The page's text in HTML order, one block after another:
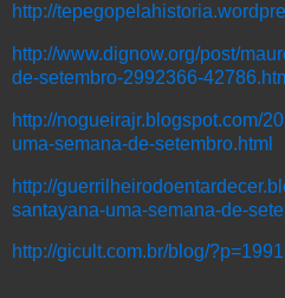
http://
http://www.dignow.org/post/
de-setembro-2992366-
http://nogueirajr.blogspot.com/
uma-semana-de-setembro.html
http://
santayana-uma-semana-de-
http://gicult.com.br/blog/